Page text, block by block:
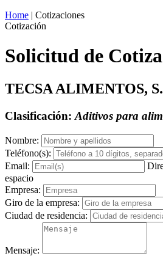
Home | Cotizaciones
Cotización
Solicitud de
TECSA ALIMENTOS,
Clasificación: Aditivos para
Nombre:
Teléfono(s):
Email:
espacio
Empresa:
Giro de la empresa:
Ciudad de residencia:
Mensaje: